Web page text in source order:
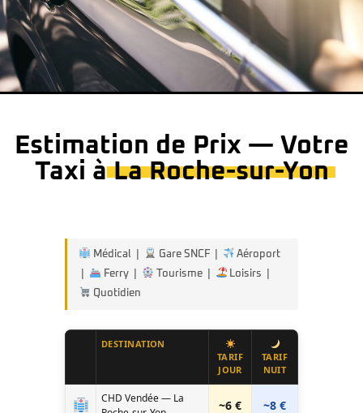
Estimation de Prix — Votre
Taxi à La Roche-sur-Yon
Médical | Gare SNCF |
Aéroport
Ferry | Tourisme |
Loisirs |
Quotidien
DESTINATION
TARIF
JOUR
TARIF
NUIT
CHD Vendée — La
~6 € ~8 €